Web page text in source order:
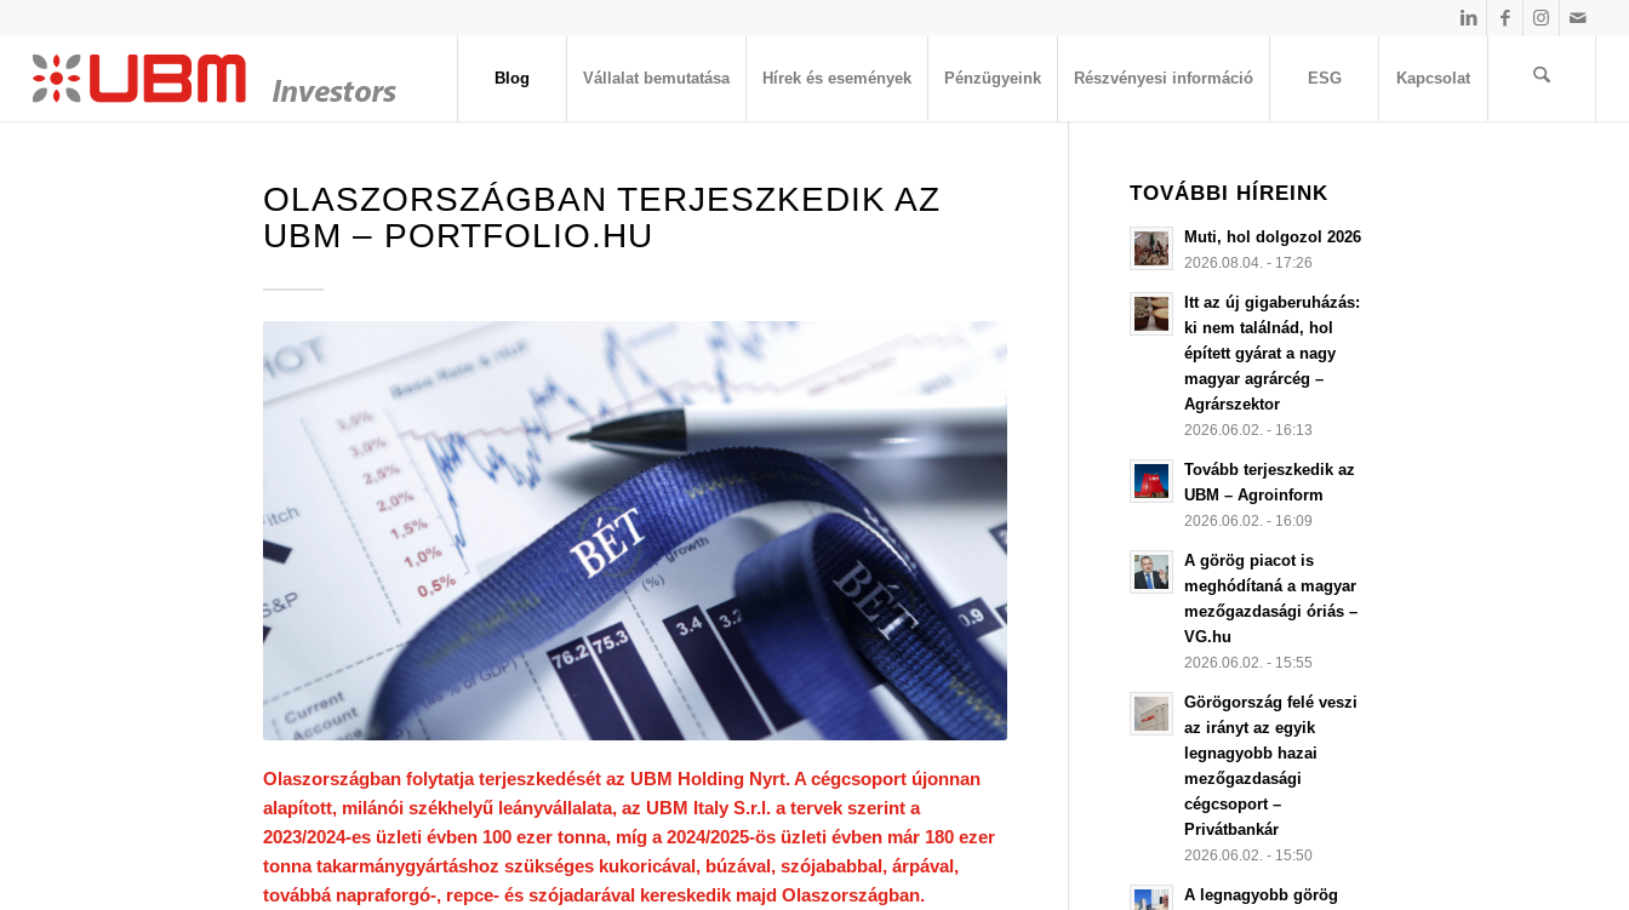
Blog Vállalat bemutatása Hírek és események Pénzügyeink Részvényesi információ ESG Kapcsolat
OLASZORSZÁGBAN TERJESZKEDIK AZ
UBM – PORTFOLIO.HU
Olaszországban folytatja terjeszkedését az UBM Holding Nyrt. A cégcsoport újonnan
alapított, milánói székhelyű leányvállalata, az UBM Italy S.r.l. a tervek szerint a
2023/2024-es üzleti évben 100 ezer tonna, míg a 2024/2025-ös üzleti évben már 180 ezer
tonna takarmánygyártáshoz szükséges kukoricával, búzával, szójababbal, árpával,
továbbá napraforgó-, repce- és szójadarával kereskedik majd Olaszországban.
TOVÁBBI HÍREINK
Muti, hol dolgozol 2026
2026.08.04. - 17:26
Itt az új gigaberuházás:
ki nem találnád, hol
épített gyárat a nagy
magyar agrárcég –
Agrárszektor
2026.06.02. - 16:13
Tovább terjeszkedik az
UBM – Agroinform
2026.06.02. - 16:09
A görög piacot is
meghódítaná a magyar
mezőgazdasági óriás –
VG.hu
2026.06.02. - 15:55
Görögország felé veszi
az irányt az egyik
legnagyobb hazai
mezőgazdasági
cégcsoport –
Privátbankár
2026.06.02. - 15:50
A legnagyobb görög